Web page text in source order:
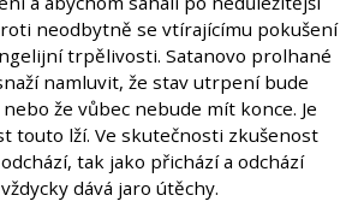
neodbytně se vtírajícímu pokušení
trpělivosti. Satanovo prolhané
namluvit, že stav utrpení bude
že vůbec nebude mít konce. Je
touto lží. Ve skutečnosti zkušenost
tak jako přichází a odchází
dává jaro útěchy.